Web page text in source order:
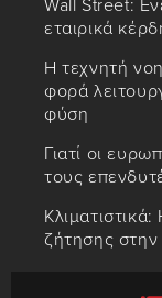
Wall Street:
εταιρικά
Η τεχνητή
φορά
φύση
Γιατί οι
τους
ζήτησης